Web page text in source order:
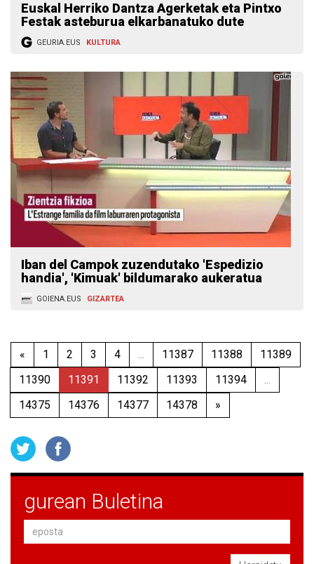
Euskal Herriko Dantza Agerketak eta Pintxo
Festak asteburua elkarbanatuko dute
GEURIA.EUS KULTURA
Iban del Campok zuzendutako 'Espedizio
handia', 'Kimuak' bildumarako aukeratua
GOIENA.EUS GIZARTEA
« 1 2 3 4 ... 11387 11388
11389
11390
11391 11392 11393 11394
...
14375
14376 14377 14378 »
gurean Buletina